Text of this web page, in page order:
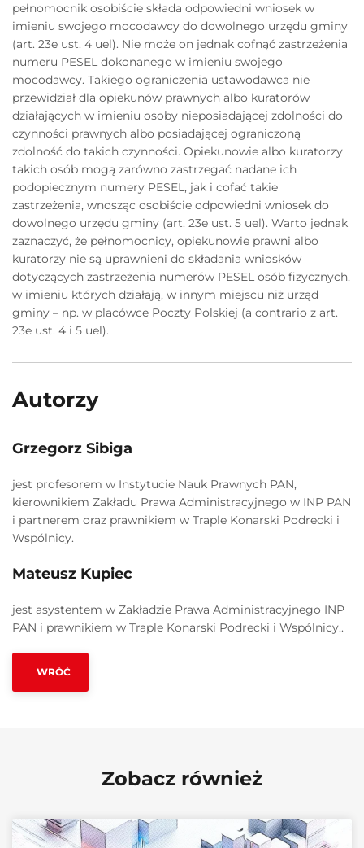
pełnomocnik osobiście składa odpowiedni wniosek w
imieniu swojego mocodawcy do dowolnego urzędu gminy
(art. 23e ust. 4 uel). Nie może on jednak cofnąć zastrzeżenia
numeru PESEL dokonanego w imieniu swojego
mocodawcy. Takiego ograniczenia ustawodawca nie
przewidział dla opiekunów prawnych albo kuratorów
działających w imieniu osoby nieposiadającej zdolności do
czynności prawnych albo posiadającej ograniczoną
zdolność do takich czynności. Opiekunowie albo kuratorzy
takich osób mogą zarówno zastrzegać nadane ich
podopiecznym numery PESEL, jak i cofać takie
zastrzeżenia, wnosząc osobiście odpowiedni wniosek do
dowolnego urzędu gminy (art. 23e ust. 5 uel). Warto jednak
zaznaczyć, że pełnomocnicy, opiekunowie prawni albo
kuratorzy nie są uprawnieni do składania wniosków
dotyczących zastrzeżenia numerów PESEL osób fizycznych,
w imieniu których działają, w innym miejscu niż urząd
gminy – np. w placówce Poczty Polskiej (a contrario z art.
23e ust. 4 i 5 uel).
Autorzy
Grzegorz Sibiga
jest profesorem w Instytucie Nauk Prawnych PAN,
kierownikiem Zakładu Prawa Administracyjnego w INP PAN
i partnerem oraz prawnikiem w Traple Konarski Podrecki i
Wspólnicy.
Mateusz Kupiec
jest asystentem w Zakładzie Prawa Administracyjnego INP
PAN i prawnikiem w Traple Konarski Podrecki i Wspólnicy..
WRÓĆ
Zobacz również